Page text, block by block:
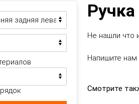
Не нашли что
Напишите нам
Смотрите